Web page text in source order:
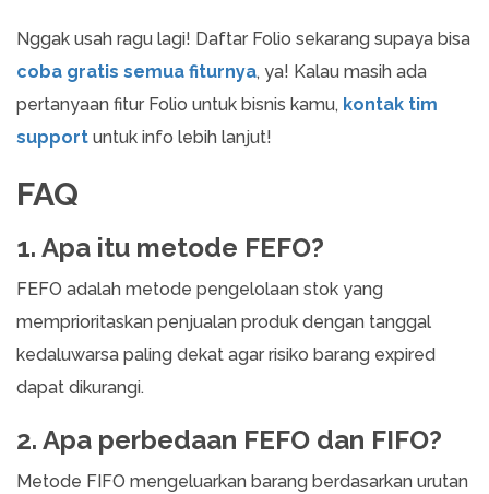
Nggak usah ragu lagi! Daftar Folio sekarang supaya bisa
coba gratis semua fiturnya, ya! Kalau masih ada
pertanyaan fitur Folio untuk bisnis kamu, kontak tim
support untuk info lebih lanjut!
FAQ
1. Apa itu metode FEFO?
FEFO adalah metode pengelolaan stok yang
memprioritaskan penjualan produk dengan tanggal
kedaluwarsa paling dekat agar risiko barang expired
dapat dikurangi.
2. Apa perbedaan FEFO dan FIFO?
Metode FIFO mengeluarkan barang berdasarkan urutan